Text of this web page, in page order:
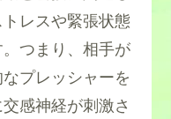
レスや緊張状態
つまり、相手が
プレッシャーを
感神経が刺激さ